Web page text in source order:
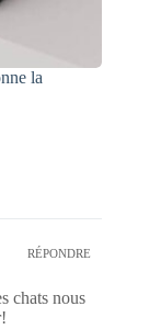
la
RÉPONDRE
chats nous